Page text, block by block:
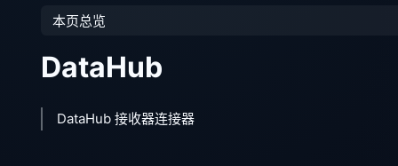
本页总览
DataHub
DataHub 接收器连接器